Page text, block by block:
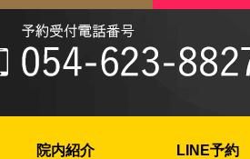
院内紹介 LINE予約